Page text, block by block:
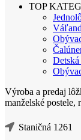
TOP
Detská
Výroba a predaj
manželské postele,
Staničná 1261